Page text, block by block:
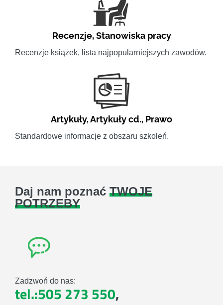
Recenzje,Stanowiska pracy
Recenzje książek, lista najpopularniejszych zawodów.
Artykuły,Artykuły cd., Prawo
Standardowe informacje z obszaru szkoleń.
Daj nam poznać TWOJE
POTRZEBY
Zadzwoń do nas:
tel.:505 273 550,